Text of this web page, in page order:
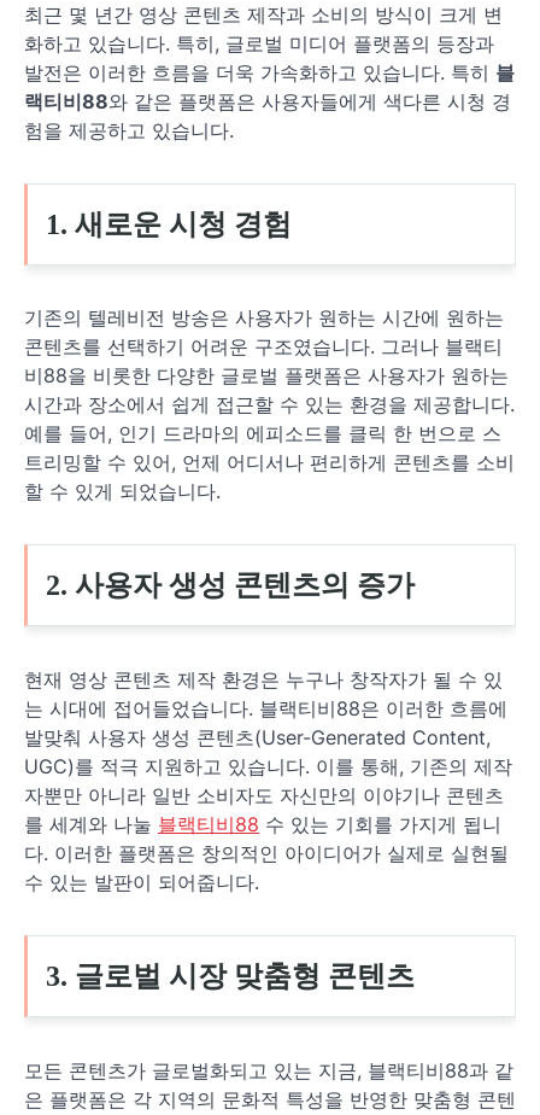
최근 몇 년간 영상 콘텐츠 제작과 소비의 방식이 크게 변
화하고 있습니다. 특히, 글로벌 미디어 플랫폼의 등장과
발전은 이러한 흐름을 더욱 가속화하고 있습니다. 특히 블
랙티비88와 같은 플랫폼은 사용자들에게 색다른 시청 경
험을 제공하고 있습니다.
1. 새로운 시청 경험
기존의 텔레비전 방송은 사용자가 원하는 시간에 원하는
콘텐츠를 선택하기 어려운 구조였습니다. 그러나 블랙티
비88을 비롯한 다양한 글로벌 플랫폼은 사용자가 원하는
시간과 장소에서 쉽게 접근할 수 있는 환경을 제공합니다.
예를 들어, 인기 드라마의 에피소드를 클릭 한 번으로 스
트리밍할 수 있어, 언제 어디서나 편리하게 콘텐츠를 소비
할 수 있게 되었습니다.
2. 사용자 생성 콘텐츠의 증가
현재 영상 콘텐츠 제작 환경은 누구나 창작자가 될 수 있
는 시대에 접어들었습니다. 블랙티비88은 이러한 흐름에
발맞춰 사용자 생성 콘텐츠(User-Generated Content,
UGC)를 적극 지원하고 있습니다. 이를 통해, 기존의 제작
자뿐만 아니라 일반 소비자도 자신만의 이야기나 콘텐츠
를 세계와 나눌 블랙티비88 수 있는 기회를 가지게 됩니
다. 이러한 플랫폼은 창의적인 아이디어가 실제로 실현될
수 있는 발판이 되어줍니다.
3. 글로벌 시장 맞춤형 콘텐츠
모든 콘텐츠가 글로벌화되고 있는 지금, 블랙티비88과 같
은 플랫폼은 각 지역의 문화적 특성을 반영한 맞춤형 콘텐